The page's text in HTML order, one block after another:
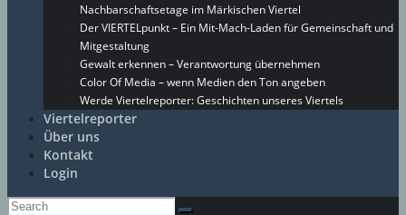
Nachbarschaftsetage im Märkischen Viertel
Der VIERTELpunkt – Ein Mit-Mach-Laden für Gemeinschaft und
Mitgestaltung
Gewalt erkennen – Verantwortung übernehmen
Color Of Media – wenn Medien den Ton angeben
Werde Viertelreporter: Geschichten unseres Viertels
Viertelreporter
Über uns
Kontakt
Login